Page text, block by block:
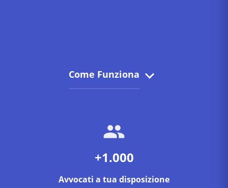
Come Funziona
+1.000
Avvocati a tua disposizione